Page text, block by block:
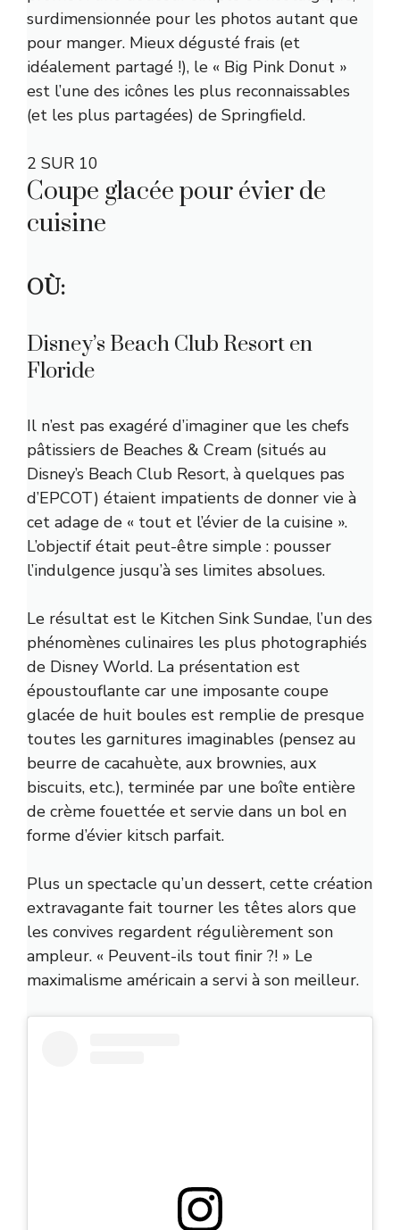
surdimensionnée pour les photos autant que
pour manger. Mieux dégusté frais (et
idéalement partagé !), le « Big Pink Donut »
est l’une des icônes les plus reconnaissables
(et les plus partagées) de Springfield.
2 SUR 10
Coupe glacée pour évier de
cuisine
OÙ:
Disney’s Beach Club Resort en
Floride
Il n’est pas exagéré d’imaginer que les chefs
pâtissiers de Beaches & Cream (situés au
Disney’s Beach Club Resort, à quelques pas
d’EPCOT) étaient impatients de donner vie à
cet adage de « tout et l’évier de la cuisine ».
L’objectif était peut-être simple : pousser
l’indulgence jusqu’à ses limites absolues.
Le résultat est le Kitchen Sink Sundae, l’un des
phénomènes culinaires les plus photographiés
de Disney World. La présentation est
époustouflante car une imposante coupe
glacée de huit boules est remplie de presque
toutes les garnitures imaginables (pensez au
beurre de cacahuète, aux brownies, aux
biscuits, etc.), terminée par une boîte entière
de crème fouettée et servie dans un bol en
forme d’évier kitsch parfait.
Plus un spectacle qu’un dessert, cette création
extravagante fait tourner les têtes alors que
les convives regardent régulièrement son
ampleur. « Peuvent-ils tout finir ?! » Le
maximalisme américain a servi à son meilleur.